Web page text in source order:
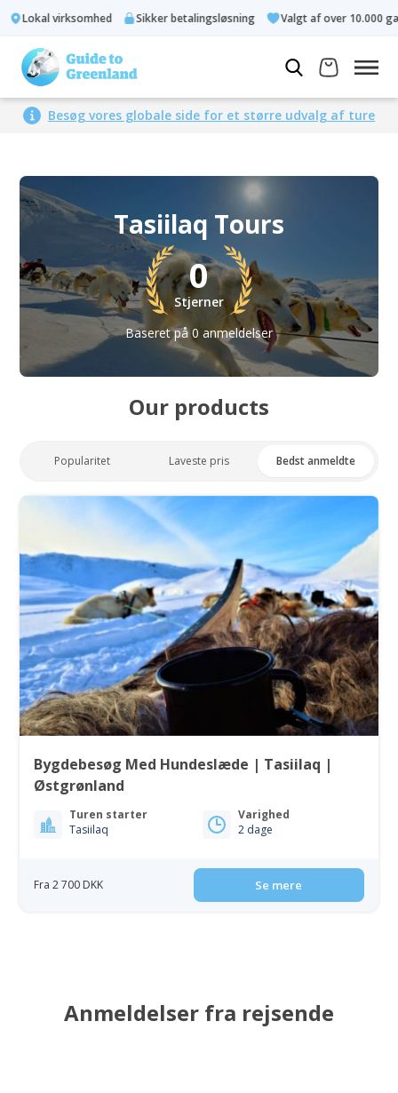
Lokal virksomhed Sikker betalingsløsning Valgt af over 10.000
Besøg vores globale side for et større udvalg af ture
Tasiilaq Tours
0
Stjerner
Baseret på 0 anmeldelser
Our products
Popularitet Laveste pris Bedst anmeldte
Bygdebesøg Med Hundeslæde | Tasiilaq |
Østgrønland
Turen starter
Tasiilaq
Varighed
2 dage
Fra 2 700 DKK Se mere
Anmeldelser fra rejsende